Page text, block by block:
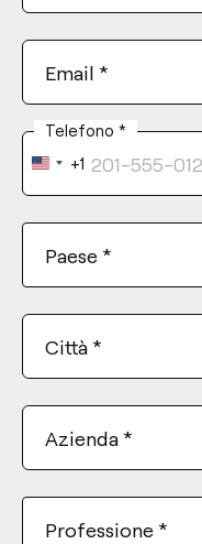
Email *
Telefono *
United
States
+1
Paese *
Città *
Azienda *
Professione *